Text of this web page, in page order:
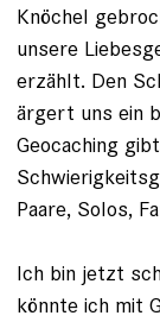
Knöchel
unsere
erzählt. Den
ärgert uns ein
Geocaching
Paare, Solos,
Ich bin jetzt
könnte ich mit